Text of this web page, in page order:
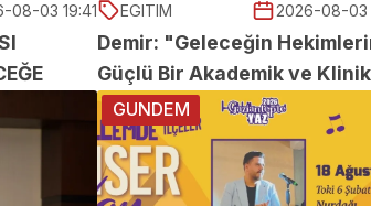
08-03 19:41 EGITIM 2026-08-03
Demir: "Geleceğin
Güçlü Bir Akademik ve Klinik
Altyapıyla Yetiştiriyoruz"
GUNDEM